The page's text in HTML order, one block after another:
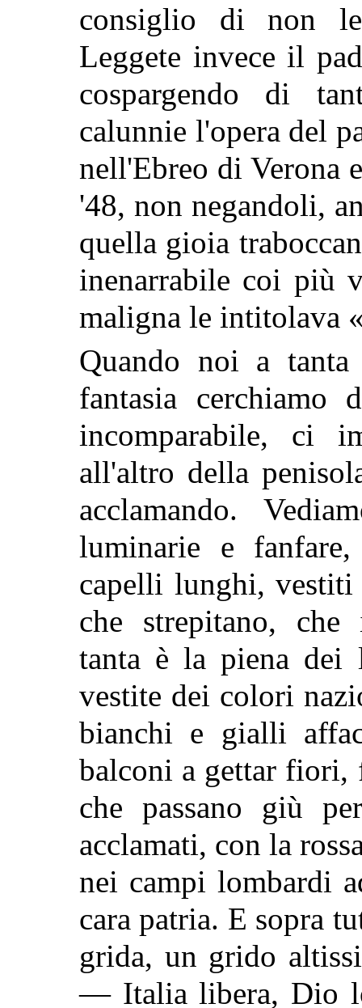
consiglio di non
Leggete invece il
cospargendo di
calunnie l'opera del
nell'Ebreo di Verona
'48, non negandoli,
quella gioia
inenarrabile coi più
maligna le intitolava
Quando noi a
fantasia cerchiamo
incomparabile, ci
all'altro della
acclamando.
luminarie e
capelli lunghi, vestiti
che strepitano, che
tanta è la piena dei
vestite dei colori
bianchi e gialli
balconi a gettar
che passano giù
acclamati, con la
nei campi lombardi
cara patria. E sopra
grida, un grido
— Italia libera, Dio